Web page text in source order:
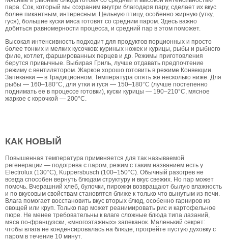
пара. Сок, который мы сохраним внутри благодаря пару, сделает их вкус
более пикантным, интересным. Цельную птицу, особенно жирную (утку,
гуся), большие куски мяса готовят со средним паром. Здесь важно
добиться равномерности процесса, и средний пар в этом поможет.
Высокая интенсивность подходит для продуктов порционных и просто
более тонких и мелких кусочков: куриных ножек и курицы, рыбы и рыбного
филе, котлет, фаршированных перцев и др. Режимы приготовления
берутся привычные. Выбирая Гриль, лучше отдавать предпочтение
режиму с вентилятором. Жаркое хорошо готовить в режиме Конвекции.
Запеканки — в Традиционном. Температура опять же несколько ниже. Для
рыбы — 160–180°С, для утки и гуся — 150–180°С (лучше постепенно
поднимать ее в процессе готовки), куски курицы — 190–210°С, мясное
жаркое с корочкой — 200°С.
КАК НОВЫЙ
Повышенная температура применяется для так называемой
регенерации — подогрева с паром, режим с таким названием есть у
Electrolux (130°С), Kuppersbusch (100–150°С). Обычный разогрев не
всегда способен вернуть блюдам структуру и вкус свежих. Но пар может
помочь. Вчерашний хлеб, булочки, пирожки возвращают былую влажность
и по вкусовым свойствам становятся ближе к только что вынутым из печи.
Влага помогает восстановить вкус вторых блюд, особенно гарниров из
овощей или круп. Только пар может реанимировать рис и картофельное
пюре. Не менее требовательны к влаге сложные блюда типа лазаний,
мяса по-французски, «многоэтажных» запеканок. Маленький секрет:
чтобы влага не конденсировалась на блюде, прогрейте пустую духовку с
паром в течение 10 минут.